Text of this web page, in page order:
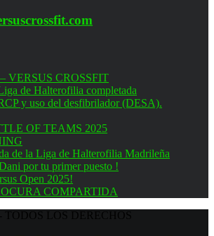
VERSUS CROSSFIT
de Halterofilia completada
y uso del desfibrilador (DESA).
OF TEAMS 2025
de la Liga de Halterofilia Madrileña
por tu primer puesto !
Open 2025!
COMPARTIDA